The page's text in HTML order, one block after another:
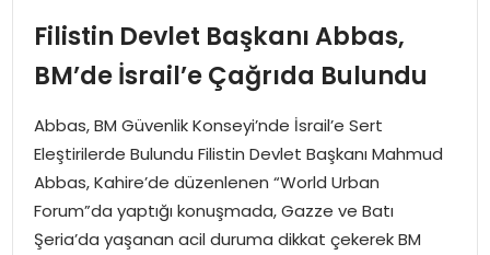
SPOR
MAGAZIN
SPOR
Filistin Devlet Başkanı Abbas,
BM’de İsrail’e Çağrıda Bulundu
Abbas, BM Güvenlik Konseyi’nde İsrail’e Sert
Eleştirilerde Bulundu Filistin Devlet Başkanı Mahmud
Abbas, Kahire’de düzenlenen “World Urban
Forum”da yaptığı konuşmada, Gazze ve Batı
Şeria’da yaşanan acil duruma dikkat çekerek BM